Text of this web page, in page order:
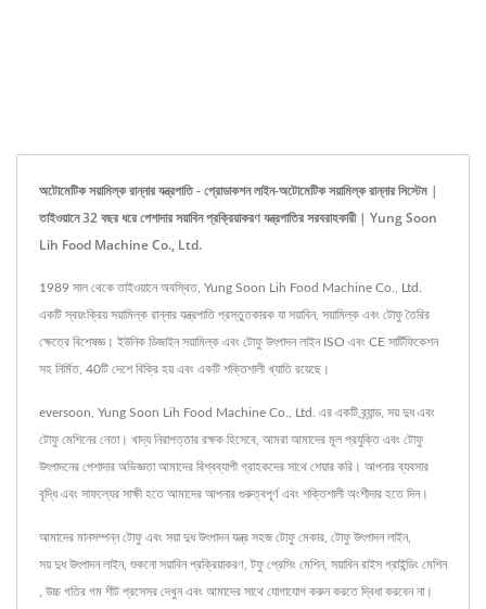
অটোমেটিক সয়ামিল্ক রান্নার যন্ত্রপাতি - প্রোডাকশন লাইন-অটোমেটিক সয়ামিল্ক রান্নার সিস্টেম |
তাইওয়ানে 32 বছর ধরে পেশাদার সয়াবিন প্রক্রিয়াকরণ যন্ত্রপাতির সরবরাহকারী | Yung Soon
Lih Food Machine Co., Ltd.
1989 সাল থেকে তাইওয়ানে অবস্থিত, Yung Soon Lih Food Machine Co., Ltd.
একটি স্বয়ংক্রিয় সয়ামিল্ক রান্নার যন্ত্রপাতি প্রস্তুতকারক যা সয়াবিন, সয়ামিল্ক এবং টোফু তৈরির
ক্ষেত্রে বিশেষজ্ঞ। ইউনিক ডিজাইন সয়ামিল্ক এবং টোফু উৎপাদন লাইন ISO এবং CE সার্টিফিকেশন
সহ নির্মিত, 40টি দেশে বিক্রি হয় এবং একটি শক্তিশালী খ্যাতি রয়েছে।
eversoon, Yung Soon Lih Food Machine Co., Ltd. এর একটি ব্র্যান্ড, সয় দুধ এবং
টোফু মেশিনের নেতা। খাদ্য নিরাপত্তার রক্ষক হিসেবে, আমরা আমাদের মূল প্রযুক্তি এবং টোফু
উৎপাদনের পেশাদার অভিজ্ঞতা আমাদের বিশ্বব্যাপী গ্রাহকদের সাথে শেয়ার করি। আপনার ব্যবসার
বৃদ্ধি এবং সাফল্যের সাক্ষী হতে আমাদের আপনার গুরুত্বপূর্ণ এবং শক্তিশালী অংশীদার হতে দিন।
আমাদের মানসম্পন্ন টোফু এবং সয়া দুধ উৎপাদন যন্ত্র সহজ টোফু মেকার টোফু উৎপাদন লাইন,
সয় দুধ উৎপাদন লাইন, শুকনো সয়াবিন প্রক্রিয়াকরণ ,টফু প্রেসিং মেশিন, সয়াবিন রাইস গ্রাইন্ডিং মেশিন
উচ্চ গতির গম শীট প্রসেসর দেখুন এবং আমাদের সাথে যোগাযোগ করুনকরতে দ্বিধা করবেন না।